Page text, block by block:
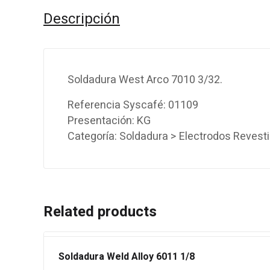
Descripción
Soldadura West Arco 7010 3/32.
Referencia Syscafé: 01109
Presentación: KG
Categoría: Soldadura > Electrodos
Related products
Soldadura Weld Alloy 6011 1/8